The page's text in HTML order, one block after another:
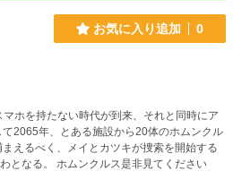
お気に入り追加 0
ホを持たない時代が到来、それと同時にア
2065年、とある施設から20体のホムンクル
えるべく、メイとカツキが捜索を開始する
となる。 ホムンクルス是非見てください